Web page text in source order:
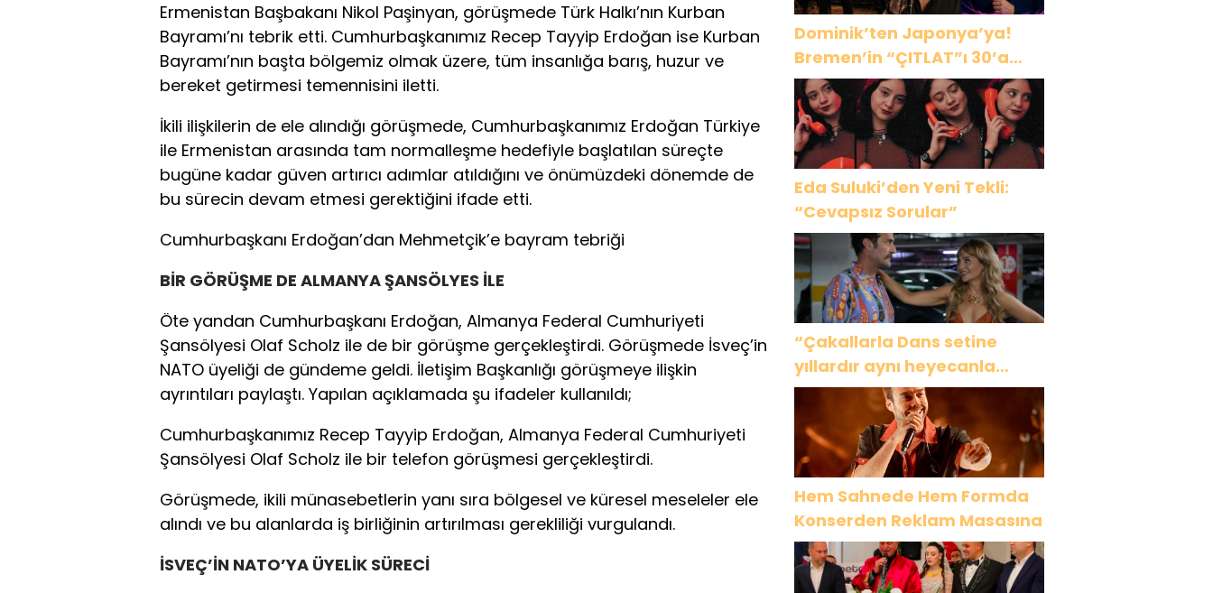
Ermenistan Başbakanı Nikol Paşinyan, görüşmede Türk Halkı’nın Kurban
Bayramı’nı tebrik etti. Cumhurbaşkanımız Recep Tayyip Erdoğan ise Kurban
Bayramı’nın başta bölgemiz olmak üzere, tüm insanlığa barış, huzur ve
bereket getirmesi temennisini iletti.
İkili ilişkilerin de ele alındığı görüşmede, Cumhurbaşkanımız Erdoğan Türkiye
ile Ermenistan arasında tam normalleşme hedefiyle başlatılan süreçte
bugüne kadar güven artırıcı adımlar atıldığını ve önümüzdeki dönemde de
bu sürecin devam etmesi gerektiğini ifade etti.
Cumhurbaşkanı Erdoğan’dan Mehmetçik’e bayram tebriği
BİR GÖRÜŞME DE ALMANYA ŞANSÖLYES İLE
Öte yandan Cumhurbaşkanı Erdoğan, Almanya Federal Cumhuriyeti
Şansölyesi Olaf Scholz ile de bir görüşme gerçekleştirdi. Görüşmede İsveç’in
NATO üyeliği de gündeme geldi. İletişim Başkanlığı görüşmeye ilişkin
ayrıntıları paylaştı. Yapılan açıklamada şu ifadeler kullanıldı;
Cumhurbaşkanımız Recep Tayyip Erdoğan, Almanya Federal Cumhuriyeti
Şansölyesi Olaf Scholz ile bir telefon görüşmesi gerçekleştirdi.
Görüşmede, ikili münasebetlerin yanı sıra bölgesel ve küresel meseleler ele
alındı ve bu alanlarda iş birliğinin artırılması gerekliliği vurgulandı.
İSVEÇ’İN NATO’YA ÜYELİK SÜRECİ
Dominik’ten Japonya’ya!
Bremen’in “ÇITLAT”ı 30’a
yakın ülkede!
Eda Suluki’den Yeni Tekli:
“Cevapsız Sorular”
“Çakallarla Dans setine
yıllardır aynı heyecanla
gidiyorum”
Hem Sahnede Hem Formda
Konserden Reklam Masasına